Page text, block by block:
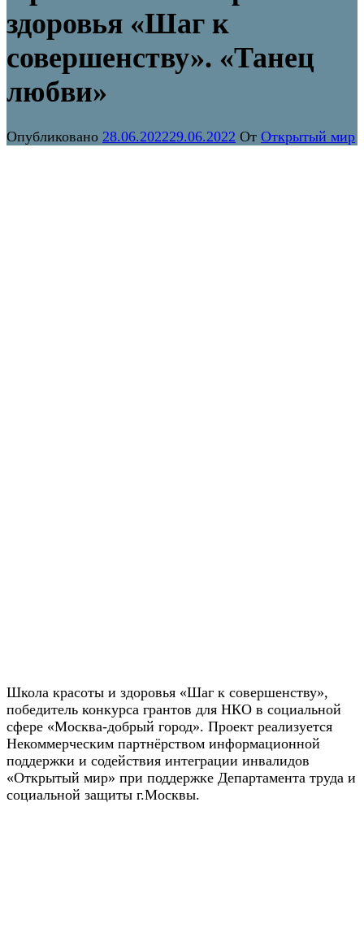
здоровья «Шаг к
совершенству». «Танец
любви»
Опубликовано 28.06.202229.06.2022 От Открытый мир
Школа красоты и здоровья «Шаг к совершенству»,
победитель конкурса грантов для НКО в социальной
сфере «Москва-добрый город». Проект реализуется
Некоммерческим партнёрством информационной
поддержки и содействия интеграции инвалидов
«Открытый мир» при поддержке Департамента труда и
социальной защиты г.Москвы.